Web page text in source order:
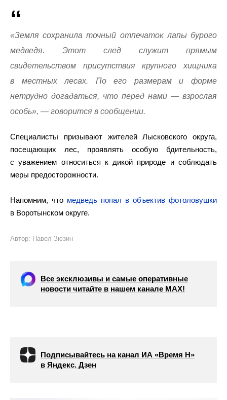
«Земля сохранила точный отпечаток лапы бурого
медведя. Этот след служит прямым
свидетельством присутствия крупного хищника
в местных лесах. По его размерам и форме
нетрудно догадаться, что перед нами — взрослая
особь», — говорится в сообщении.
Специалисты призывают жителей Лысковского округа,
посещающих лес, проявлять особую бдительность,
с уважением относиться к дикой природе и соблюдать
меры предосторожности.
Напомним, что медведь попал в объектив фотоловушки
в Воротынском округе.
Автор: Павел Зюзин
Все эксклюзивы и самые оперативные
новости читайте в нашем канале МАХ!
Подписывайтесь на канал ИА «Время Н»
в Яндекс. Дзен